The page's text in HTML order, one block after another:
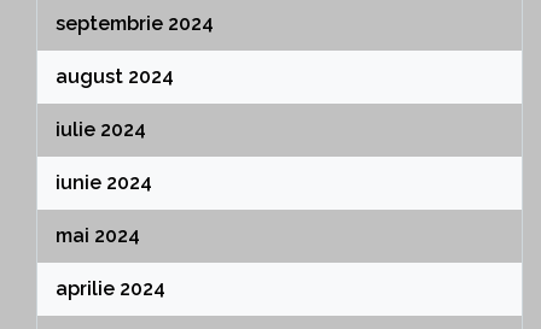
septembrie 2024
august 2024
iulie 2024
iunie 2024
mai 2024
aprilie 2024